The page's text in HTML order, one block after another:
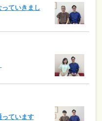
ていきまし
っています